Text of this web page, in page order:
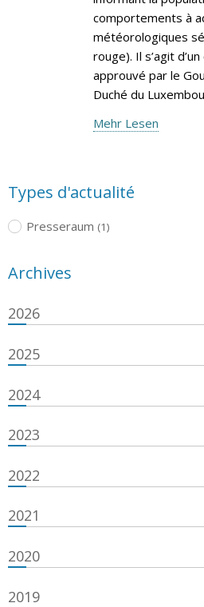
comportements à
météorologiques
rouge). Il s’agit
approuvé par le
Duché du
Mehr Lesen
Types d'actualité
Presseraum (1)
Archives
2026
2025
2024
2023
2022
2021
2020
2019